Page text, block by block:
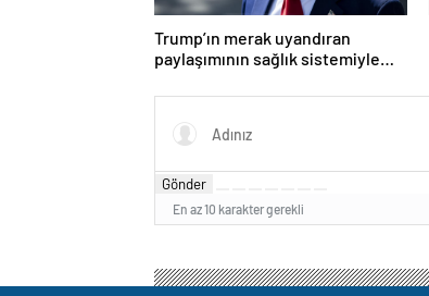
Trump’ın merak uyandıran
paylaşımının sağlık sistemiyle
Gönder
En az 10 karakter gerekli